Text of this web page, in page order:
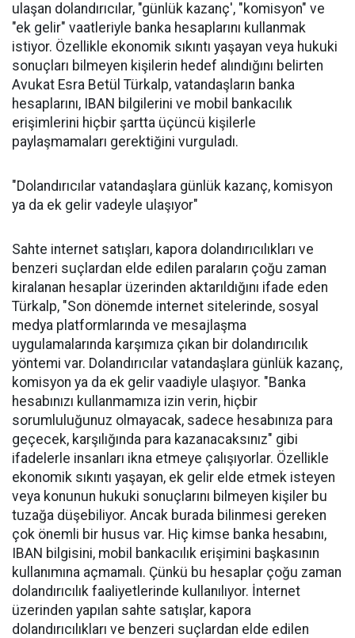
ulaşan dolandırıcılar, "günlük kazanç', "komisyon" ve
"ek gelir" vaatleriyle banka hesaplarını kullanmak
istiyor. Özellikle ekonomik sıkıntı yaşayan veya hukuki
sonuçları bilmeyen kişilerin hedef alındığını belirten
Avukat Esra Betül Türkalp, vatandaşların banka
hesaplarını, IBAN bilgilerini ve mobil bankacılık
erişimlerini hiçbir şartta üçüncü kişilerle
paylaşmamaları gerektiğini vurguladı.
"Dolandırıcılar vatandaşlara günlük kazanç, komisyon
ya da ek gelir vadeyle ulaşıyor"
Sahte internet satışları, kapora dolandırıcılıkları ve
benzeri suçlardan elde edilen paraların çoğu zaman
kiralanan hesaplar üzerinden aktarıldığını ifade eden
Türkalp, "Son dönemde internet sitelerinde, sosyal
medya platformlarında ve mesajlaşma
uygulamalarında karşımıza çıkan bir dolandırıcılık
yöntemi var. Dolandırıcılar vatandaşlara günlük kazanç,
komisyon ya da ek gelir vaadiyle ulaşıyor. "Banka
hesabınızı kullanmamıza izin verin, hiçbir
sorumluluğunuz olmayacak, sadece hesabınıza para
geçecek, karşılığında para kazanacaksınız" gibi
ifadelerle insanları ikna etmeye çalışıyorlar. Özellikle
ekonomik sıkıntı yaşayan, ek gelir elde etmek isteyen
veya konunun hukuki sonuçlarını bilmeyen kişiler bu
tuzağa düşebiliyor. Ancak burada bilinmesi gereken
çok önemli bir husus var. Hiç kimse banka hesabını,
IBAN bilgisini, mobil bankacılık erişimini başkasının
kullanımına açmamalı. Çünkü bu hesaplar çoğu zaman
dolandırıcılık faaliyetlerinde kullanılıyor. İnternet
üzerinden yapılan sahte satışlar, kapora
dolandırıcılıkları ve benzeri suçlardan elde edilen